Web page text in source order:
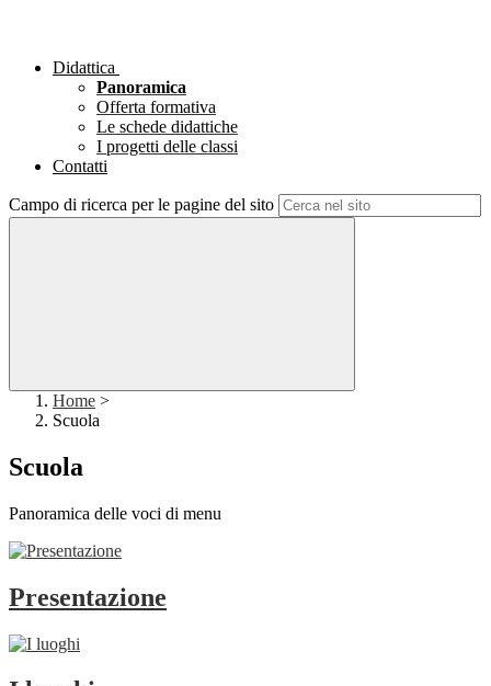
Didattica
Panoramica
Offerta formativa
Le schede didattiche
I progetti delle classi
Contatti
Campo di ricerca per le pagine del sito
Home >
Scuola
Scuola
Panoramica delle voci di menu
Presentazione